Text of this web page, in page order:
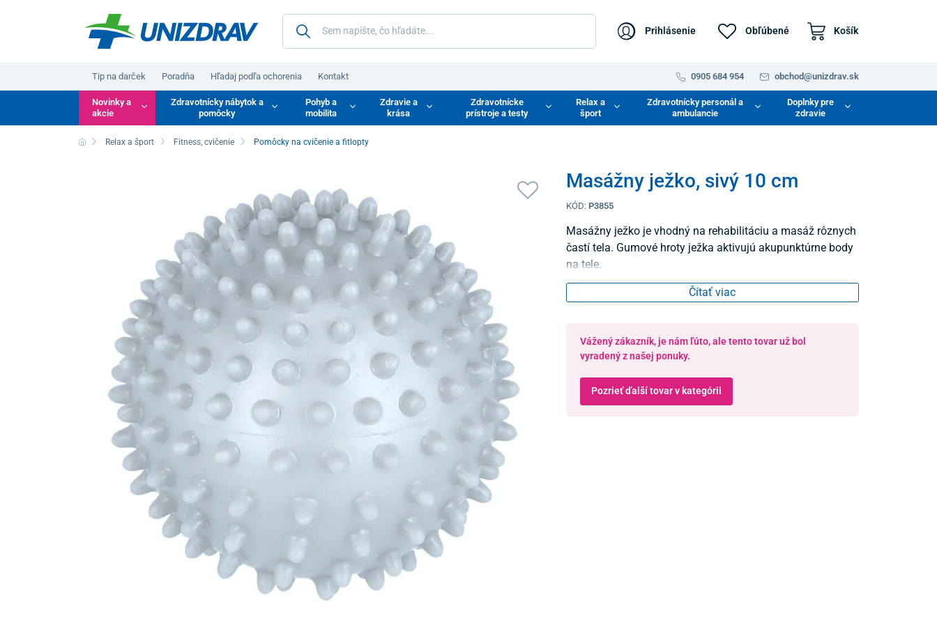
Prihlásenie Obľúbené Košík
Tip na darček Poradňa Hľadaj podľa ochorenia Kontakt 0905 684 954 obchod@unizdrav.sk
Novinky a
akcie
Zdravotnícky nábytok a
pomôcky
Pohyb a
mobilita
Zdravie a
krása
Zdravotnícke
prístroje a testy
Relax a
šport
Zdravotnícky personál a
ambulancie
Doplnky pre
zdravie
Relax a šport Fitness, cvičenie Pomôcky na cvičenie a fitlopty
Masážny ježko, sivý 10 cm
KÓD: P3855
Masážny ježko je vhodný na rehabilitáciu a masáž rôznych
častí tela. Gumové hroty ježka aktivujú akupunktúrne body
na tele.
Čítať viac
Vážený zákazník, je nám ľúto, ale tento tovar už bol
vyradený z našej ponuky.
Pozrieť ďalší tovar v kategórii